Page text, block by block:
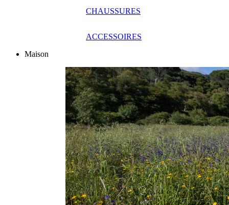
CHAUSSURES
ACCESSOIRES
Maison